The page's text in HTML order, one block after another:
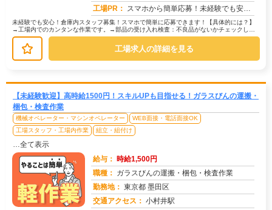
工場PR： スマホから簡単応募！未経験でも安心の京栄センター不安なあなたを徹底サポート！→ お金、住まい、履歴書…心配事は全...
未経験でも安心！倉庫内スタッフ募集！スマホで簡単に応募できます！【具体的には？】
→工場内でのカンタンな作業です。→部品の受け入れ検査：不良品がないかチェックしま
す。→部品の運搬：カートを使って指...
工場求人の詳細を見る
【未経験歓迎】高時給1500円！スキルUPも目指せる！ガラスびんの運搬・
梱包・検査作業
機械オペレーター・マシンオペレーター
WEB面接・電話面接OK
工場スタッフ・工場内作業
組立・組付け
…全て表示
給与： 時給1,500円
職種： ガラスびんの運搬・梱包・検査作業
勤務地： 東京都 墨田区
交通アクセス： 小村井駅